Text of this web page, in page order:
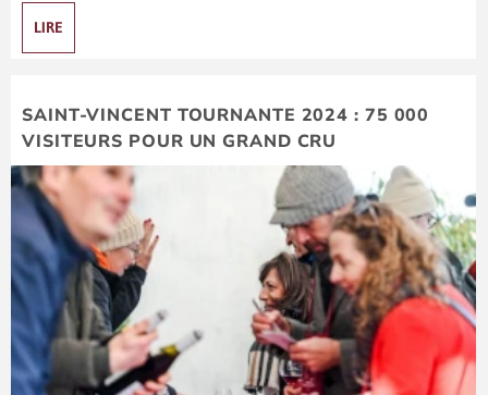
LIRE
SAINT-VINCENT TOURNANTE 2024 : 75 000
VISITEURS POUR UN GRAND CRU